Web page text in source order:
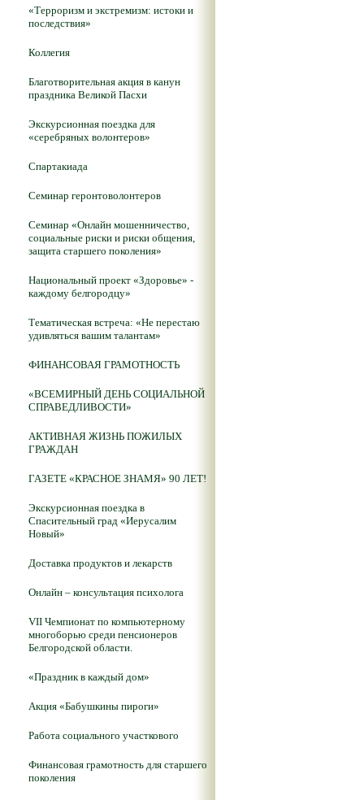
«Терроризм и экстремизм: истоки и
последствия»
Коллегия
Благотворительная акция в канун
праздника Великой Пасхи
Экскурсионная поездка для
«серебряных волонтеров»
Спартакиада
Семинар геронтоволонтеров
Семинар «Онлайн мошенничество,
социальные риски и риски общения,
защита старшего поколения»
Национальный проект «Здоровье» -
каждому белгородцу»
Тематическая встреча: «Не перестаю
удивляться вашим талантам»
ФИНАНСОВАЯ ГРАМОТНОСТЬ
«ВСЕМИРНЫЙ ДЕНЬ СОЦИАЛЬНОЙ
СПРАВЕДЛИВОСТИ»
АКТИВНАЯ ЖИЗНЬ ПОЖИЛЫХ
ГРАЖДАН
ГАЗЕТЕ «КРАСНОЕ ЗНАМЯ» 90 ЛЕТ!
Экскурсионная поездка в
Спасительный град «Иерусалим
Новый»
Доставка продуктов и лекарств
Онлайн – консультация психолога
VII Чемпионат по компьютерному
многоборью среди пенсионеров
Белгородской области.
«Праздник в каждый дом»
Акция «Бабушкины пироги»
Работа социального участкового
Финансовая грамотность для старшего
поколения